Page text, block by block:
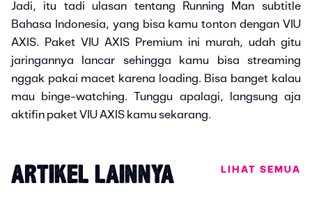
Jadi, itu tadi ulasan tentang Running Man subtitle
Bahasa Indonesia, yang bisa kamu tonton dengan VIU
AXIS. Paket VIU AXIS Premium ini murah, udah gitu
jaringannya lancar sehingga kamu bisa streaming
nggak pakai macet karena loading. Bisa banget kalau
mau binge-watching. Tunggu apalagi, langsung aja
aktifin paket VIU AXIS kamu sekarang.
ARTIKEL LAINNYA LIHAT SEMUA